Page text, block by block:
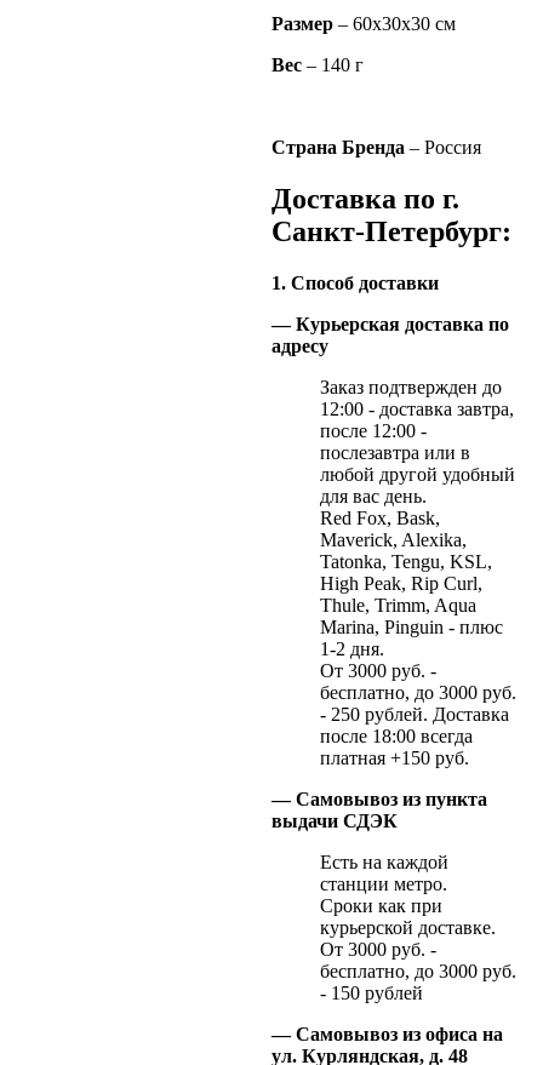
Размер – 60х30х30 см
Вес – 140 г
Страна Бренда – Россия
Доставка по г.
Санкт-Петербург:
1. Способ доставки
— Курьерская доставка по
адресу
Заказ подтвержден до
12:00 - доставка завтра,
после 12:00 -
послезавтра или в
любой другой удобный
для вас день.
Red Fox, Bask,
Maverick, Alexika,
Tatonka, Tengu, KSL,
High Peak, Rip Curl,
Thule, Trimm, Aqua
Marina, Pinguin - плюс
1-2 дня.
От 3000 руб. -
бесплатно, до 3000 руб.
- 250 рублей. Доставка
после 18:00 всегда
платная +150 руб.
— Самовывоз из пункта
выдачи СДЭК
Есть на каждой
станции метро.
Сроки как при
курьерской доставке.
От 3000 руб. -
бесплатно, до 3000 руб.
- 150 рублей
— Самовывоз из офиса на
ул. Курляндская, д. 48